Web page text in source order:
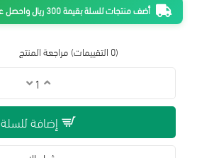
(0 التقييمات) مراجعة المنتج
أضف منتجات للسلة بقيمة 300 ريال واحصل على شحن مجاني
إضافة للسلة